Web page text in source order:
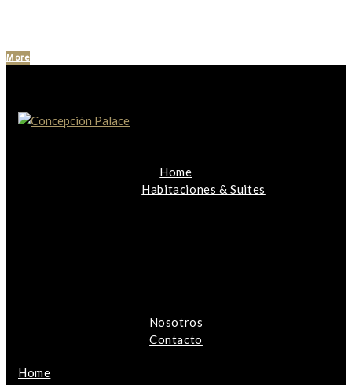
More
Home
Habitaciones & Suites
Nosotros
Contacto
Home